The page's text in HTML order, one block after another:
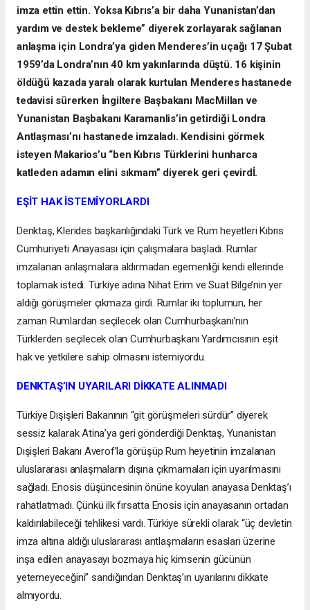
imza ettin ettin. Yoksa Kıbrıs’a bir daha Yunanistan’dan
yardım ve destek bekleme” diyerek zorlayarak sağlanan
anlaşma için Londra’ya giden Menderes’in uçağı 17 Şubat
1959’da Londra’nın 40 km yakınlarında düştü. 16 kişinin
öldüğü kazada yaralı olarak kurtulan Menderes hastanede
tedavisi sürerken İngiltere Başbakanı MacMillan ve
Yunanistan Başbakanı Karamanlis’in getirdiği Londra
Antlaşması’nı hastanede imzaladı. Kendisini görmek
isteyen Makarios’u “ben Kıbrıs Türklerini hunharca
katleden adamın elini sıkmam” diyerek geri çevirdİ.
EŞİT HAK İSTEMİYORLARDI
Denktaş, Klerides başkanlığındaki Türk ve Rum heyetleri Kıbrıs
Cumhuriyeti Anayasası için çalışmalara başladı. Rumlar
imzalanan anlaşmalara aldırmadan egemenliği kendi ellerinde
toplamak istedi. Türkiye adına Nihat Erim ve Suat Bilge’nin yer
aldığı görüşmeler çıkmaza girdi. Rumlar iki toplumun, her
zaman Rumlardan seçilecek olan Cumhurbaşkanı’nın
Türklerden seçilecek olan Cumhurbaşkanı Yardımcısının eşit
hak ve yetkilere sahip olmasını istemiyordu.
DENKTAŞ’IN UYARILARI DİKKATE ALINMADI
Türkiye Dışişleri Bakanının “git görüşmeleri sürdür” diyerek
sessiz kalarak Atina’ya geri gönderdiği Denktaş, Yunanistan
Dışişleri Bakanı Averof’la görüşüp Rum heyetinin imzalanan
uluslararası anlaşmaların dışına çıkmamaları için uyarılmasını
sağladı. Enosis düşüncesinin önüne koyulan anayasa Denktaş’ı
rahatlatmadı. Çünkü ilk fırsatta Enosis için anayasanın ortadan
kaldırılabileceği tehlikesi vardı. Türkiye sürekli olarak “üç devletin
imza altına aldığı uluslararası antlaşmaların esasları üzerine
inşa edilen anayasayı bozmaya hiç kimsenin gücünün
yetemeyeceğini” sandığından Denktaş’ın uyarılarını dikkate
almıyordu.